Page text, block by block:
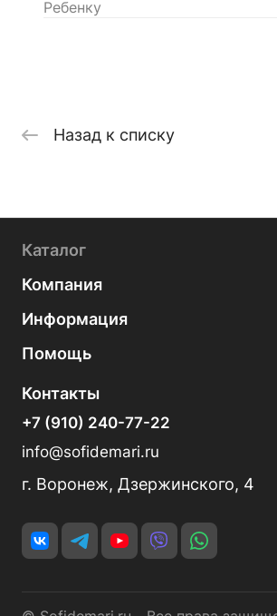
Ребенку
Назад к списку
Каталог
Компания
Информация
Помощь
Контакты
+7 (910) 240-77-22
info@sofidemari.ru
г. Воронеж, Дзержинского, 4